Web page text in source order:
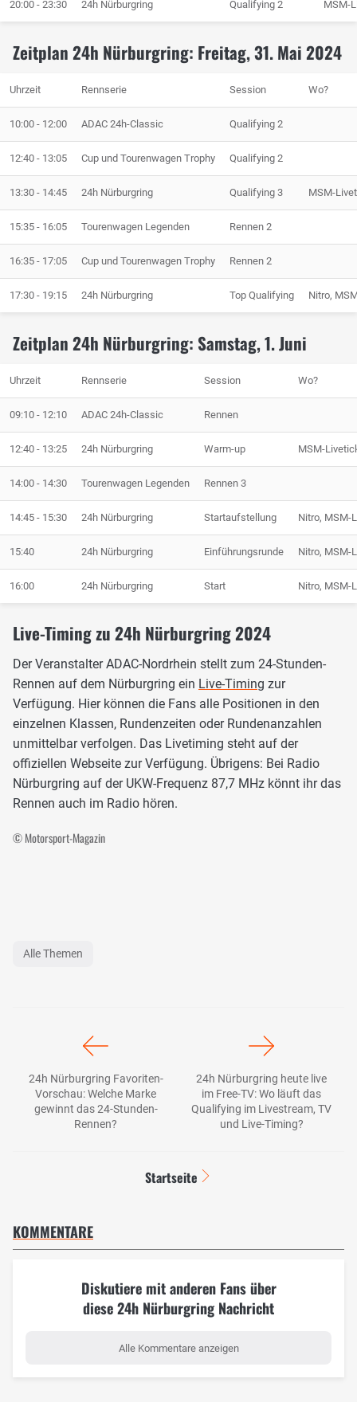
20:00 - 23:30 24h Nürburgring Qualifying 2 MSM-
Zeitplan 24h Nürburgring: Freitag, 31. Mai 2024
Uhrzeit Rennserie Session Wo?
10:00 - 12:00 ADAC 24h-Classic Qualifying 2
12:40 - 13:05 Cup und Tourenwagen Trophy Qualifying 2
13:30 - 14:45 24h Nürburgring Qualifying 3 MSM-
15:35 - 16:05 Tourenwagen Legenden Rennen 2
16:35 - 17:05 Cup und Tourenwagen Trophy Rennen 2
17:30 - 19:15 24h Nürburgring Top Qualifying Nitro,
Zeitplan 24h Nürburgring: Samstag, 1. Juni
Uhrzeit Rennserie Session Wo?
09:10 - 12:10 ADAC 24h-Classic Rennen
12:40 - 13:25 24h Nürburgring Warm-up MSM-
14:00 - 14:30 Tourenwagen Legenden Rennen 3
14:45 - 15:30 24h Nürburgring Startaufstellung Nitro, MSM-
15:40 24h Nürburgring Einführungsrunde Nitro, MSM-
16:00 24h Nürburgring Start Nitro, MSM-
Live-Timing zu 24h Nürburgring 2024
Der Veranstalter ADAC-Nordrhein stellt zum 24-Stunden-
Rennen auf dem Nürburgring ein Live-Timing zur
Verfügung. Hier können die Fans alle Positionen in den
einzelnen Klassen, Rundenzeiten oder Rundenanzahlen
unmittelbar verfolgen. Das Livetiming steht auf der
offiziellen Webseite zur Verfügung. Übrigens: Bei Radio
Nürburgring auf der UKW-Frequenz 87,7 MHz könnt ihr das
Rennen auch im Radio hören.
© Motorsport-Magazin
Alle Themen
24h Nürburgring Favoriten-
Vorschau: Welche Marke
gewinnt das 24-Stunden-
Rennen?
24h Nürburgring heute live
im Free-TV: Wo läuft das
Qualifying im Livestream, TV
und Live-Timing?
Startseite
KOMMENTARE
Diskutiere mit anderen Fans über
diese 24h Nürburgring Nachricht
Alle Kommentare anzeigen